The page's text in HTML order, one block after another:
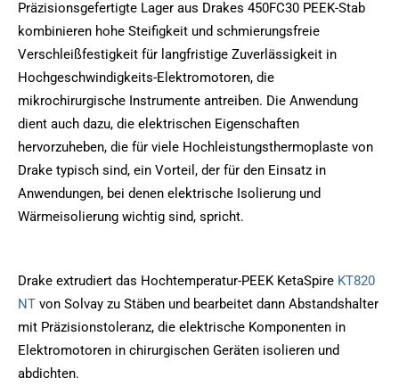
Präzisionsgefertigte Lager aus Drakes 450FC30 PEEK-Stab
kombinieren hohe Steifigkeit und schmierungsfreie
Verschleißfestigkeit für langfristige Zuverlässigkeit in
Hochgeschwindigkeits-Elektromotoren, die
mikrochirurgische Instrumente antreiben. Die Anwendung
dient auch dazu, die elektrischen Eigenschaften
hervorzuheben, die für viele Hochleistungsthermoplaste von
Drake typisch sind, ein Vorteil, der für den Einsatz in
Anwendungen, bei denen elektrische Isolierung und
Wärmeisolierung wichtig sind, spricht.
Drake extrudiert das Hochtemperatur-PEEK KetaSpire KT820
NT von Solvay zu Stäben und bearbeitet dann Abstandshalter
mit Präzisionstoleranz, die elektrische Komponenten in
Elektromotoren in chirurgischen Geräten isolieren und
abdichten.